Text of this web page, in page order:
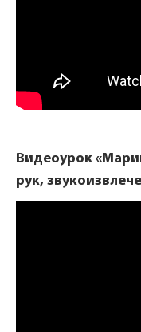
Видеоурок
рук,